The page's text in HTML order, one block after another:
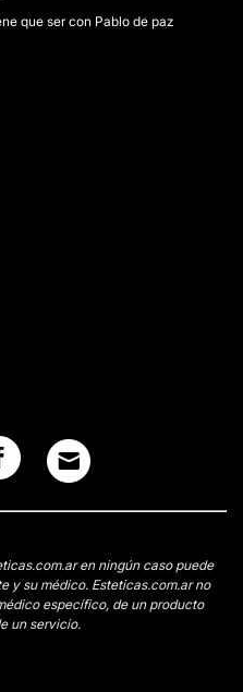
que ser con Pablo de paz
en ningún caso puede
y su médico. Esteticas.com.ar no
específico, de un producto
un servicio.